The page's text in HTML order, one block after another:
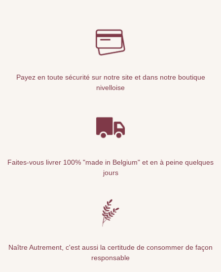
Payez en toute sécurité sur notre site et dans notre boutique
nivelloise
Faites-vous livrer 100% "made in Belgium" et en à peine quelques
jours
Naître Autrement, c'est aussi la certitude de consommer de façon
responsable